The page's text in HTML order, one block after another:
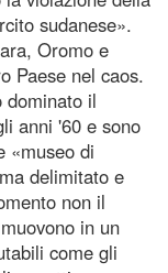
sudanese».
Oromo e
Paese nel caos.
dominato il
anni '60 e sono
«museo di
delimitato e
non il
in un
come gli